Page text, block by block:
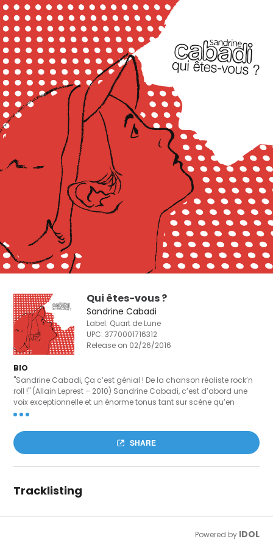
Qui êtes-vous ?
Sandrine Cabadi
Label: Quart de Lune
UPC:3770001716312
Release on 02/26/2016
BIO
"Sandrine Cabadi, Ça c’est génial ! De la chanson réaliste rock’n
roll !" (Allain Leprest – 2010) Sandrine Cabadi, c’est d’abord une
voix exceptionnelle et un énorme tonus tant sur scène qu’en
studio. Son modèle, c’est Juliette et ça se sent dans son
furieuse, le regard noir vampire ou encore attendri, Sandrine
Cabadi est une Carmen inflammable emportée par la rage et
une sensibilité à fleur de peau. Ce 2ème album vous emporte
dans un univers raffiné de chanson réaliste et d’énergie rock,
encore doutes cruels. Enregistré avec des musiciens de tous
horizons (jazz, classique, hard rock ou musique orientale…),
SHARE
Tracklisting
Powered by IDOL